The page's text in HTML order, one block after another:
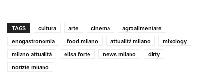
TAGS cultura arte cinema
agroalimentare
enogastronomia
food milano attualità milano
mixology
milano attualità
elisa forte news milano
dirty
notizie milano